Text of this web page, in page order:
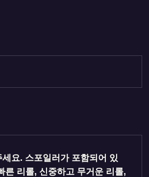
요. 스포일러가 포함되어 있
른 리롤, 신중하고 무거운 리롤,